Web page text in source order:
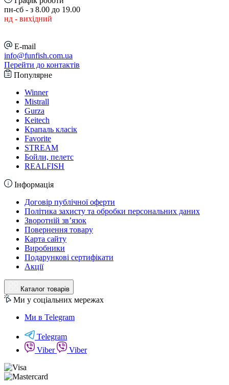
пн-сб - з 8.00 до 19.00
нд - вихідний
E-mail
info@funfish.com.ua
Перейти до контактів
Популярне
Winner
Mistrall
Gurza
Keitech
Крапаль класік
Favorite
STREAM
Бойли, пелетс
REALFISH
Інформація
Договір публічної оферти
Політика захисту та обробки персональних даних
Зворотній зв’язок
Повернення товару
Карта сайту
Виробники
Подарункові сертифікати
Акції
Каталог товарів
Ми у соціальних мережах
Ми в Telegram
Telegram
Viber
Viber